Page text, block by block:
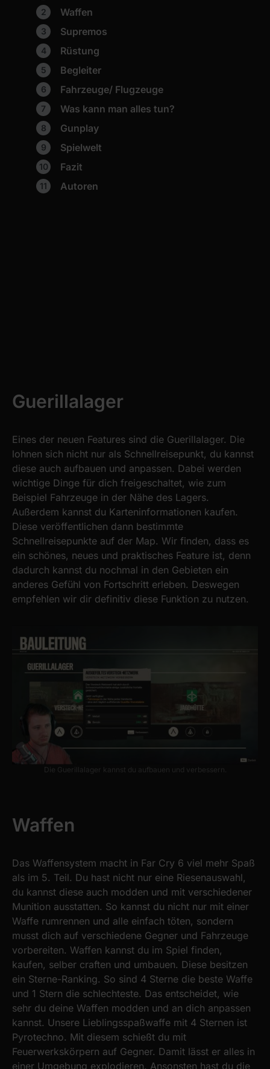
Waffen
Supremos
Rüstung
Begleiter
Fahrzeuge/ Flugzeuge
Was kann man alles tun?
Gunplay
Spielwelt
Fazit
Autoren
Guerillalager
Eines der neuen Features sind die Guerillalager. Die
lohnen sich nicht nur als Schnellreisepunkt, du kannst
diese auch aufbauen und anpassen. Dabei werden
wichtige Dinge für dich freigeschaltet, wie zum
Beispiel Fahrzeuge in der Nähe des Lagers.
Außerdem kannst du Karteninformationen kaufen.
Diese veröffentlichen dann bestimmte
Schnellreisepunkte auf der Map. Wir finden, dass es
ein schönes, neues und praktisches Feature ist, denn
dadurch kannst du nochmal in den Gebieten ein
anderes Gefühl von Fortschritt erleben. Deswegen
empfehlen wir dir definitiv diese Funktion zu nutzen.
Die Guerillalager kannst du aufbauen und verbessern.
Waffen
Das Waffensystem macht in Far Cry 6 viel mehr Spaß
als im 5. Teil. Du hast nicht nur eine Riesenauswahl,
du kannst diese auch modden und mit verschiedener
Munition ausstatten. So kannst du nicht nur mit einer
Waffe rumrennen und alle einfach töten, sondern
musst dich auf verschiedene Gegner und Fahrzeuge
vorbereiten. Waffen kannst du im Spiel finden,
kaufen, selber craften und umbauen. Diese besitzen
ein Sterne-Ranking. So sind 4 Sterne die beste Waffe
und 1 Stern die schlechteste. Das entscheidet, wie
sehr du deine Waffen modden und an dich anpassen
kannst. Unsere Lieblingsspaßwaffe mit 4 Sternen ist
Pyrotechno. Mit diesem schießt du mit
Feuerwerkskörpern auf Gegner. Damit lässt er alles in
einer Umgebung explodieren. Ansonsten hast du die